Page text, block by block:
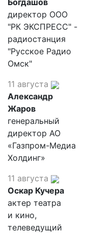
Богдашов
директор ООО
"РК ЭКСПРЕСС" -
радиостанция
"Русское Радио
Омск"
11 августа
Александр
Жаров
генеральный
директор АО
«Газпром-Медиа
Холдинг»
11 августа
Оскар Кучера
актер театра
и кино,
телеведущий